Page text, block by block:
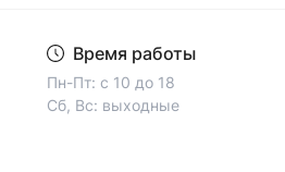
Время работы
Пн-Пт: с 10 до 18
Сб, Вс: выходные